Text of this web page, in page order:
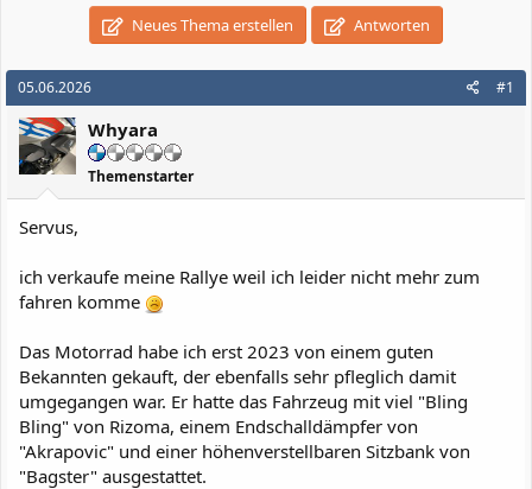
Neues Thema erstellen Antworten
05.06.2026 #1
Whyara
Themenstarter
Servus,
ich verkaufe meine Rallye weil ich leider nicht mehr zum
fahren komme
Das Motorrad habe ich erst 2023 von einem guten
Bekannten gekauft, der ebenfalls sehr pfleglich damit
umgegangen war. Er hatte das Fahrzeug mit viel "Bling
Bling" von Rizoma, einem Endschalldämpfer von
"Akrapovic" und einer höhenverstellbaren Sitzbank von
"Bagster" ausgestattet.